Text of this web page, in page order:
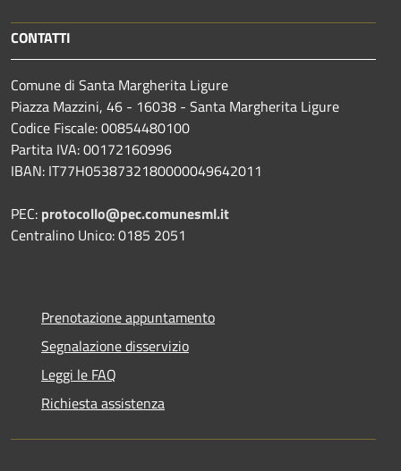
CONTATTI
Comune di Santa Margherita Ligure
Piazza Mazzini, 46 - 16038 - Santa Margherita Ligure
Codice Fiscale: 00854480100
Partita IVA: 00172160996
IBAN: IT77H0538732180000049642011
PEC: protocollo@pec.comunesml.it
Centralino Unico: 0185 2051
Prenotazione appuntamento
Segnalazione disservizio
Leggi le FAQ
Richiesta assistenza